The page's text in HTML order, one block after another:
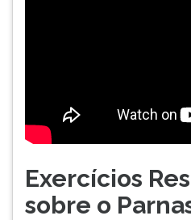
Exercícios
sobre o